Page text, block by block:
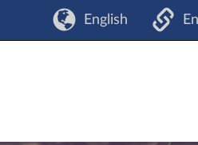
English